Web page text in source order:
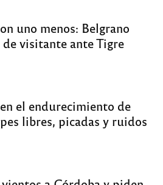
uno menos: Belgrano
visitante ante Tigre
el endurecimiento de
libres, picadas y ruidos